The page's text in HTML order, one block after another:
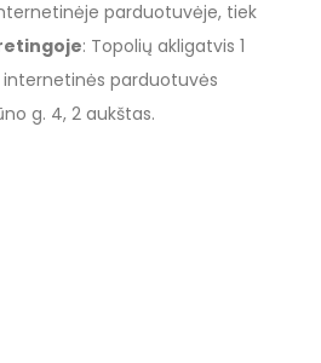
parduotuvėje, tiek
: Topolių akligatvis 1
internetinės parduotuvės
g. 4, 2 aukštas.